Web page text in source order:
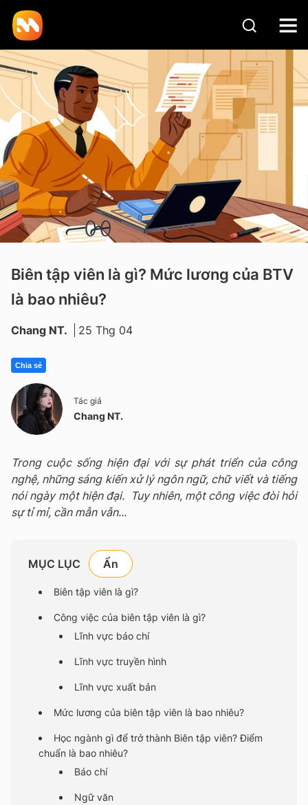
Biên tập viên là gì? Mức lương của BTV
là bao nhiêu?
Chang NT. 25 Thg 04
Chia sẻ
Tác giả
Chang NT.
Trong cuộc sống hiện đại với sự phát triển của công
nghệ, những sáng kiến xử lý ngôn ngữ, chữ viết và tiếng
nói ngày một hiện đại. Tuy nhiên, một công việc đòi hỏi
sự tỉ mỉ, cần mẫn vẫn...
MỤC LỤC
Biên tập viên là gì?
Công việc của biên tập viên là gì?
Lĩnh vực báo chí
Lĩnh vực truyền hình
Lĩnh vực xuất bản
Mức lương của biên tập viên là bao nhiêu?
Học ngành gì để trở thành Biên tập viên? Điểm
chuẩn là bao nhiêu?
Báo chí
Ngữ văn